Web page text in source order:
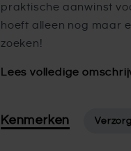
praktische aanwinst
hoeft alleen nog maar
zoeken!
Lees volledige
Kenmerken